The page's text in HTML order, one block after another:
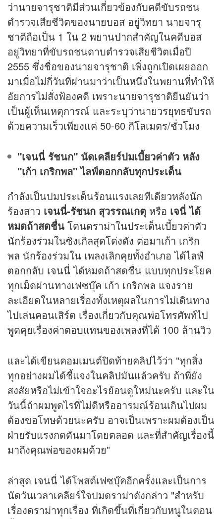
ว่านายจารุชาติมีส่วนเกี่ยวข้องกับคดีขับรถชน
ตำรวจเสียชีวิตของนายบอส อยู่วิทยา นายจารุ
ชาติถือเป็น 1 ใน 2 พยานปากสำคัญในคดีบอส
อยู่วิทยาที่ขับรถชนดาบตำรวจเสียชีวิตเมื่อปี
2555 ซึ่งชื่อของนายจารุชาติ เพิ่งถูกเปิดเผยออก
มาเมื่อไม่กี่วันที่ผ่านมาว่าเป็นหนึ่งในพยานที่ทำให้
อัยการไม่สั่งฟ้องคดี เพราะนายจารุชาติยืนยันว่า
เป็นผู้เห็นเหตุการณ์ และระบุว่านายวรยุทธขับรถ
ด้วยความเร็วเพียงแค่ 50-60 กิโลเมตร/ชั่วโมง
"เจนนี่ รัชนก" นัดเคลียร์ปมเบี้ยวค่าตัว หลัง
"เก้า เกริกพล" ไลฟ์ตอกกลับทุกประเด็น
กำลังเป็นปมประเด็นร้อนแรงเลยทีเดียวหลังนัก
ร้องสาว เจนนี่-รัชนก สุวรรณเกตุ หรือ เจนี่ ได้
หมดถ้าสดชื่น โดนดราม่าในประเด็นเบี้ยวค่าตัว
นักร้องร่วมในซิงเกิลสุดโด่งดัง ต่อมาเก้า เกริก
พล นักร้องร่วมใน เพลงเลิกคุยทั้งอำเภอ ได้ไลฟ์
ตอกกลับ เจนนี่ ได้หมดถ้าสดชื่น แบบทุกประโยค
ทุกเม็ดผ่านทางเฟซบุ๊ค เก้า เกริกพล แจงราย
ละเอียดในหลายเรื่องทั้งเหตุผลในการไม่เดินทาง
ไปเล่นคอนเสิร์ต เรื่องเกี่ยวกับคุณพ่อโทรศัพท์ไป
พูดคุยเรื่องค่าตอบแทนของเพลงที่ได้ 100 ล้านวิว
และได้เขียนคอมเมนต์ปิดท้ายคลิปไว้ว่า "ทุกสิ่ง
ทุกอย่างผมได้ชี้แจงในคลิปมันแล้วครับ ถ้าพี่ยัง
สงสัยหรือไม่เข้าใจอะไรย้อนดูใหม่นะครับ และใน
วันนี้ถ้าผมพูดไรที่ไม่ดีหรืออารมณ์ร้อนเกินไปผม
ต้องขอโทษด้วยนะครับ อาจเป็นเพราะผมต้องเป็น
ฝ่ายรับแรงกดดันมาโดยตลอด และที่สำคัญเรื่องนี้
มาถึงคุณพ่อของผมด้วย"
ล่าสุด เจนนี่ ได้โพสต์เฟซบุ๊คอีกครั้งและเป็นการ
นัดวันเวลาเคลียร์ใจปมดราม่าดังกล่าว "สำหรับ
เรื่องดราม่าทุกเรื่อง ที่เกิดขึ้นที่เกี่ยวกับหนูในตอน